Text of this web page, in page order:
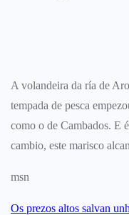
A volandeira da ría de
tempada de pesca
como o de Cambados. E
cambio, este marisco
msn
Os prezos altos salvan